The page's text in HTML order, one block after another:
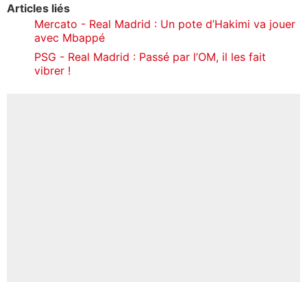
Articles liés
Mercato - Real Madrid : Un pote d’Hakimi va jouer
avec Mbappé
PSG - Real Madrid : Passé par l’OM, il les fait
vibrer !